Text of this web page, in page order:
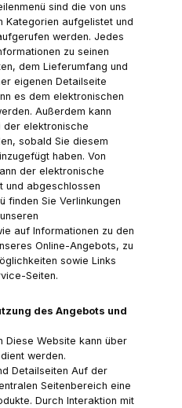
sind die von uns
Kategorien aufgelistet und
werden. Jedes
zu seinen
dem Lieferumfang und
eigenen Detailseite
es dem elektronischen
Außerdem kann
der elektronische
sobald Sie diesem
haben. Von
der elektronische
und abgeschlossen
finden Sie Verlinkungen
auf Informationen zu den
Online-Angebots, zu
sowie Links
Seiten.
des Angebots und
Diese Website kann über
werden.
Detailseiten Auf der
Seitenbereich eine
Durch Interaktion mit